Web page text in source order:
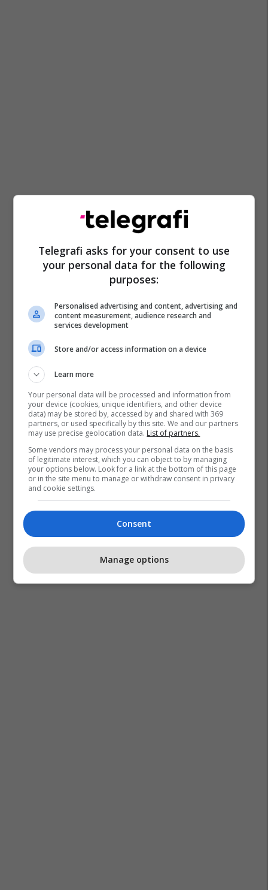
Telegrafi asks for your consent to use
your personal data for the following
purposes:
Personalised advertising and content, advertising and
content measurement, audience research and
services development
Store and/or access information on a device
Learn more
Your personal data will be processed and information from
your device (cookies, unique identifiers, and other device
data) may be stored by, accessed by and shared with 369
partners, or used specifically by this site. We and our partners
may use precise geolocation data. List of partners.
Some vendors may process your personal data on the basis
of legitimate interest, which you can object to by managing
your options below. Look for a link at the bottom of this page
or in the site menu to manage or withdraw consent in privacy
and cookie settings.
Consent
Manage options